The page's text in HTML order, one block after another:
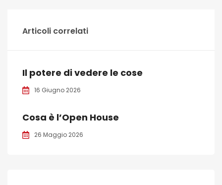
Articoli correlati
Il potere di vedere le cose
16 Giugno 2026
Cosa è l’Open House
26 Maggio 2026